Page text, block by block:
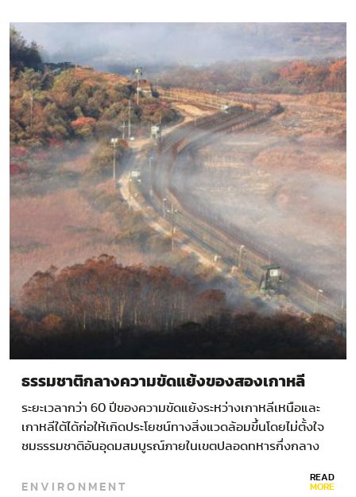
ธรรมชาติกลางความขัดแย้งของสองเกาหลี
ระยะเวลากว่า 60 ปีของความขัดแย้งระหว่างเกาหลีเหนือและ
เกาหลีใต้ได้ก่อให้เกิดประโยชน์ทางสิ่งแวดล้อมขึ้นโดยไม่ตั้งใจ
ชมธรรมชาติอันอุดมสมบูรณ์ภายในเขตปลอดทหารกึ่งกลาง
ENVIRONMENT READ
MORE